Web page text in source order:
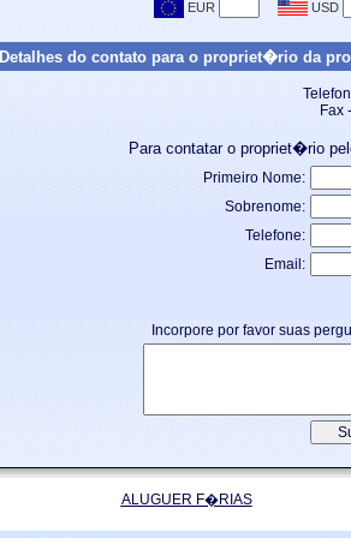
Detalhes do contato para o propriet�rio da
Fax
Para contatar o propriet�rio
Primeiro Nome:
Sobrenome:
Telefone:
Email:
Incorpore por favor suas
ALUGUER F�RIAS